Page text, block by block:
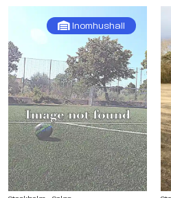
Inomhushall